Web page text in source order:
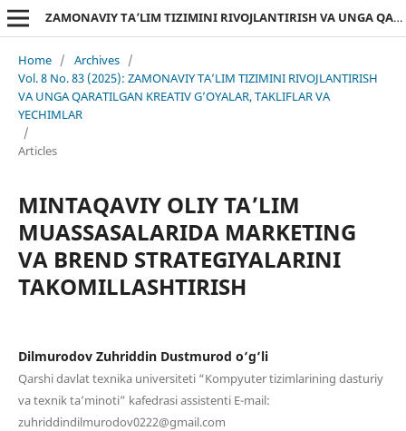
ZAMONAVIY TA’LIM TIZIMINI RIVOJLANTIRISH VA UNGA QARATILGAN KREATIV G’OYALAR, TAKLIFLAR VA YECHIMLAR
Home / Archives /
Vol. 8 No. 83 (2025): ZAMONAVIY TA’LIM TIZIMINI RIVOJLANTIRISH
VA UNGA QARATILGAN KREATIV G’OYALAR, TAKLIFLAR VA
YECHIMLAR
/
Articles
MINTAQAVIY OLIY TA’LIM
MUASSASALARIDA MARKETING
VA BREND STRATEGIYALARINI
TAKOMILLASHTIRISH
Dilmurodov Zuhriddin Dustmurod o‘g‘li
Qarshi davlat texnika universiteti “Kompyuter tizimlarining dasturiy
va texnik ta’minoti” kafedrasi assistenti E-mail:
zuhriddindilmurodov0222@gmail.com